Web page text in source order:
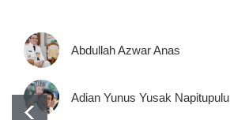
Abdullah Azwar Anas
Adian Yunus Yusak Napitupulu